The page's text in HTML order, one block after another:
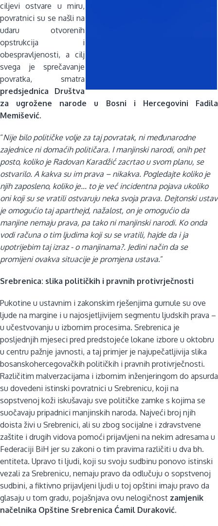
ciljevi ostvare u miru,
povratnici su se našli na
udaru otvorenih
opstrukcija i
obespravljenosti, a cilj
svega je sprečavanje
povratka, smatra
predsjednica Društva
za ugrožene narode u Bosni i Hercegovini Fadila
Memišević.
“Nije bilo političke volje za taj povratak, ni međunarodne
zajednice ni domaćih političara. I manjinski narodi, onih pet
posto, koliko je Radovan Karadžić zacrtao u svom planu, se
ostvarilo. A kakva su im prava – nikakva. Pogledajte koliko je
njih zaposleno, koliko je... to je već incidentna pojava ukoliko
oni koji su se vratili ostvaruju neka svoja prava. Dejtonski ustav
je omogućio taj aparthejd, nažalost, on je omogućio da
manjine nemaju prava, pa tako ni manjinski narodi. Ko onda
vodi računa o tim ljudima koji su se vratili, hajde da i ja
upotrijebim taj izraz - o manjinama?. Jedini način da se
promijeni ovakva situacije je promjena ustava.”
Srebrenica: slika političkih i pravnih protivrječnosti
Pukotine u ustavnim i zakonskim rješenjima gurnule su ove
ljude na margine i u najosjetljivijem segmentu ljudskih prava –
u učestvovanju u izbornim procesima. Srebrenica je
posljednjih mjeseci pred predstojeće lokane izbore u oktobru
u centru pažnje javnosti, a taj primjer je najupečatljivija slika
bosanskohercegovačkih političkih i pravnih protivrječnosti.
Različitim malverzacijama i izbornim inženjeringom do apsurda
su dovedeni istinski povratnici u Srebrenicu, koji na
sopstvenoj koži iskušavaju sve političke zamke s kojima se
suočavaju pripadnici manjinskih naroda. Najveći broj njih
doista živi u Srebrenici, ali su zbog socijalne i zdravstvene
zaštite i drugih vidova pomoći prijavljeni na nekim adresama u
Federaciji BiH jer su zakoni o tim pravima različiti u dva bh.
entiteta. Upravo ti ljudi, koji su svoju sudbinu ponovo istinski
vezali za Srebrenicu, nemaju pravo da odlučuju o sopstvenoj
sudbini, a fiktivno prijavljeni ljudi u toj opštini imaju pravo da
glasaju u tom gradu, pojašnjava ovu nelogičnost zamjenik
načelnika Opštine Srebrenica Ćamil Duraković.